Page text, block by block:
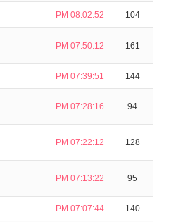
PM 08:02:52 104
PM 07:50:12 161
PM 07:39:51 144
PM 07:28:16 94
PM 07:22:12 128
PM 07:13:22 95
PM 07:07:44 140